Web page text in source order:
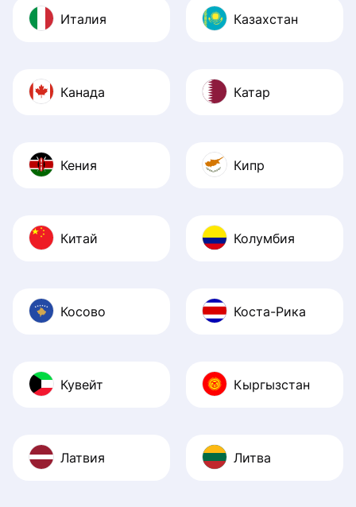
Италия Казахстан
Канада Катар
Кения Кипр
Китай Колумбия
Косово Коста-Рика
Кувейт Кыргызстан
Латвия Литва